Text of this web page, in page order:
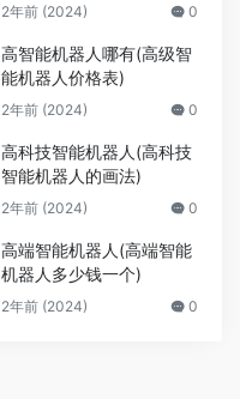
2年前 (2024) 0
高智能机器人哪有(高级智
能机器人价格表)
2年前 (2024) 0
高科技智能机器人(高科技
智能机器人的画法)
2年前 (2024) 0
高端智能机器人(高端智能
机器人多少钱一个)
2年前 (2024) 0